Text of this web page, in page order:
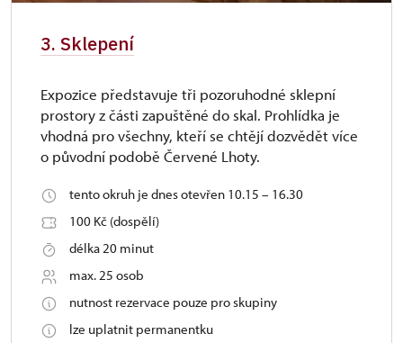
3. Sklepení
Expozice představuje tři pozoruhodné sklepní
prostory z části zapuštěné do skal. Prohlídka je
vhodná pro všechny, kteří se chtějí dozvědět více
o původní podobě Červené Lhoty.
tento okruh je dnes otevřen 10.15 – 16.30
100 Kč (dospělí)
délka 20 minut
max. 25 osob
nutnost rezervace pouze pro skupiny
lze uplatnit permanentku